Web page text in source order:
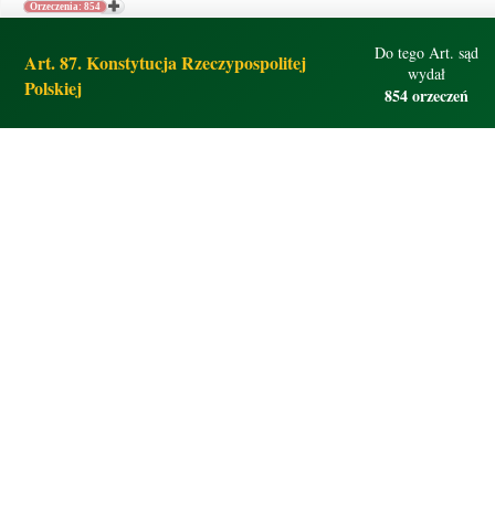
Orzeczenia: 854
Art. 87. Konstytucja Rzeczypospolitej
Polskiej
Do tego Art. sąd
wydał
854 orzeczeń